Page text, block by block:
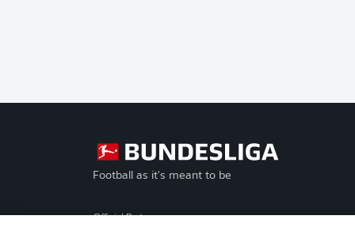
Football as it's meant to be
Official Partners